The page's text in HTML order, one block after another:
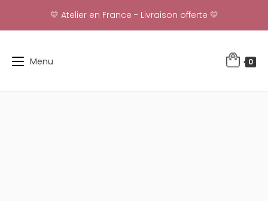
content
💛 Atelier en France - Livraison offerte 💛
Menu 0